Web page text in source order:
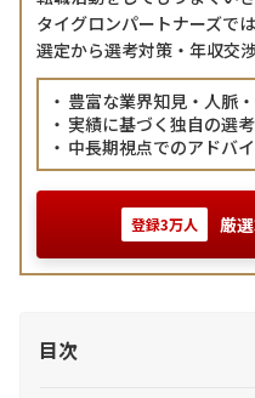
タイグロンパートナーズで
選定から選考対策・年収交
豊富な業界知見・人脈
実績に基づく独自の選
中長期視点でのアドバ
登録3万人 厳
目次